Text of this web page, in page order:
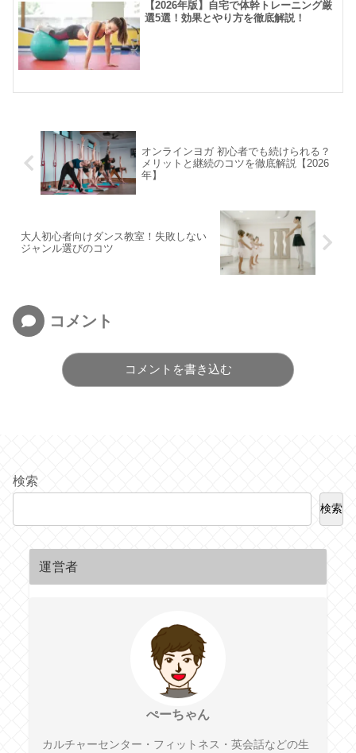
【2026年版】自宅で体幹トレーニング厳
選5選！効果とやり方を徹底解説！
オンラインヨガ 初心者でも続けられる？
メリットと継続のコツを徹底解説【2026
年】
大人初心者向けダンス教室！失敗しない
ジャンル選びのコツ
コメント
コメントを書き込む
検索
検索
運営者
ぺーちゃん
カルチャーセンター・フィットネス・英会話などの生